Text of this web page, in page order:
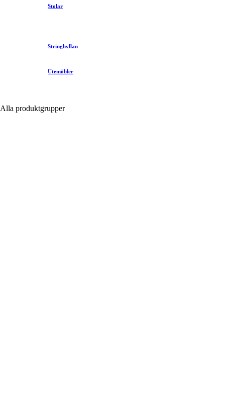
Stolar
Stringhyllan
Utemöbler
Alla produktgrupper